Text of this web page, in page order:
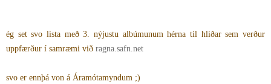
ég set svo lista með 3. nýjustu albúmunum hérna til hliðar sem verður
uppfærður í samræmi við ragna.safn.net
svo er ennþá von á Áramótamyndum ;)